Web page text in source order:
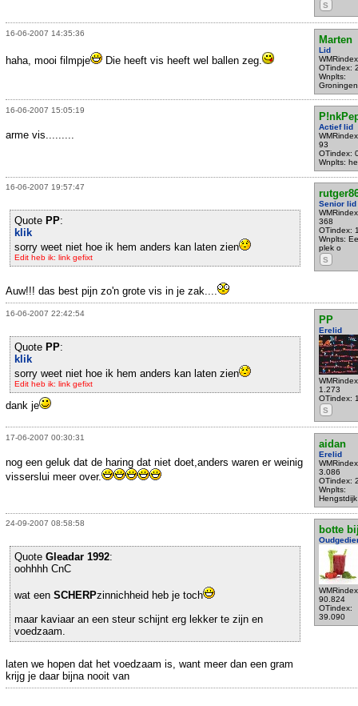
S
16-06-2007 14:35:36
Marten
Lid
OTindex:
Wnplts:
Groningen
haha, mooi filmpje Die heeft vis heeft wel ballen zeg.
16-06-2007 15:05:19
Actief lid
93
OTindex:
Wnplts:
arme vis.........
16-06-2007 19:57:47
Senior lid
368
OTindex:
Wnplts:
plek o
S
Quote PP:
klik
sorry weet niet hoe ik hem anders kan laten zien
Edit heb ik: link gefixt
Auw!!! das best pijn zo'n grote vis in je zak....
16-06-2007 22:42:54
PP
Erelid
1.273
OTindex:
S
Quote PP:
klik
sorry weet niet hoe ik hem anders kan laten zien
Edit heb ik: link gefixt
dank je
17-06-2007 00:30:31
aidan
Erelid
3.086
OTindex:
Wnplts:
Hengstdijk
nog een geluk dat de haring dat niet doet,anders waren er weinig
visserslui meer over.
24-09-2007 08:58:58
botte
90.824
OTindex:
39.090
Quote Gleadar 1992:
oohhhh CnC
wat een SCHERPzinnichheid heb je toch
maar kaviaar an een steur schijnt erg lekker te zijn en
voedzaam.
laten we hopen dat het voedzaam is, want meer dan een gram
krijg je daar bijna nooit van